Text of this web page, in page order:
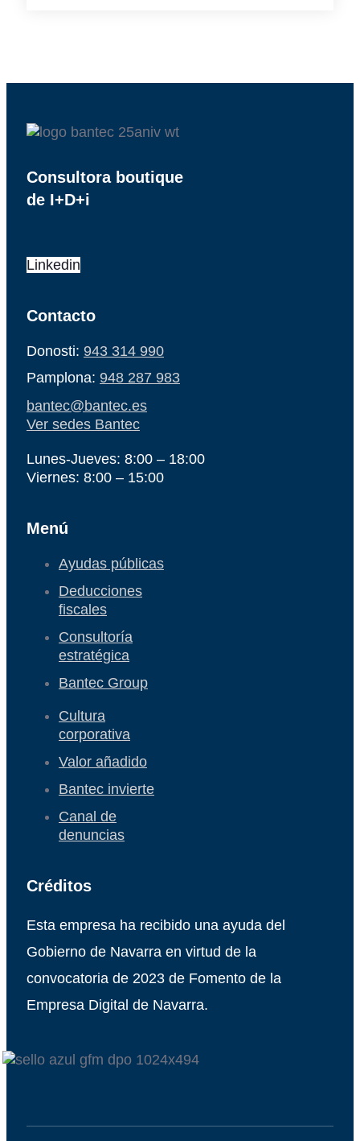
Consultora boutique
de I+D+i
Linkedin
Contacto
Donosti: 943 314 990
Pamplona: 948 287 983
bantec@bantec.es
Ver sedes Bantec
Lunes-Jueves: 8:00 – 18:00
Viernes: 8:00 – 15:00
Menú
Ayudas públicas
Deducciones
fiscales
Consultoría
estratégica
Bantec Group
Cultura
corporativa
Valor añadido
Bantec invierte
Canal de
denuncias
Créditos
Esta empresa ha recibido una ayuda del
Gobierno de Navarra en virtud de la
convocatoria de 2023 de Fomento de la
Empresa Digital de Navarra.